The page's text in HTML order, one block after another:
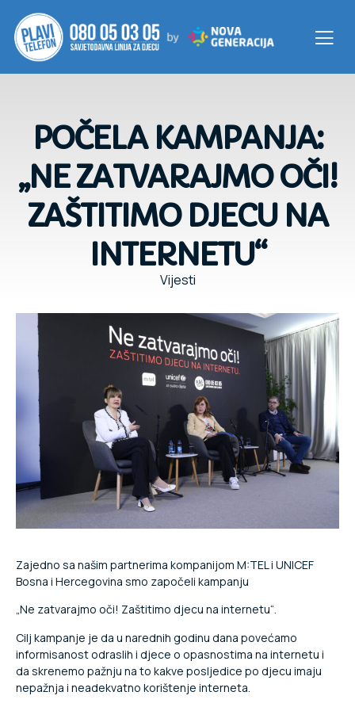
POČELA KAMPANJA:
„NE ZATVARAJMO OČI!
ZAŠTITIMO DJECU NA
INTERNETU“
Vijesti
Zajedno sa našim partnerima kompanijom M:TEL i UNICEF
Bosna i Hercegovina smo započeli kampanju
„Ne zatvarajmo oči! Zaštitimo djecu na internetu“.
Cilj kampanje je da u narednih godinu dana povećamo
informisanost odraslih i djece o opasnostima na internetu i
da skrenemo pažnju na to kakve posljedice po djecu imaju
nepažnja i neadekvatno korištenje interneta.